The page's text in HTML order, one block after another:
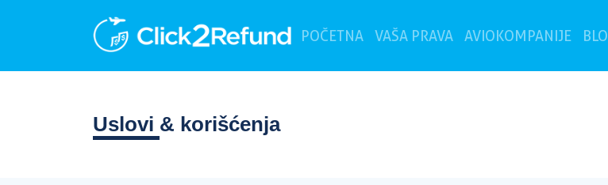
POČETNA (current)
VAŠA PRAVA AVIOKOMPANIJE
Uslovi & korišćenja